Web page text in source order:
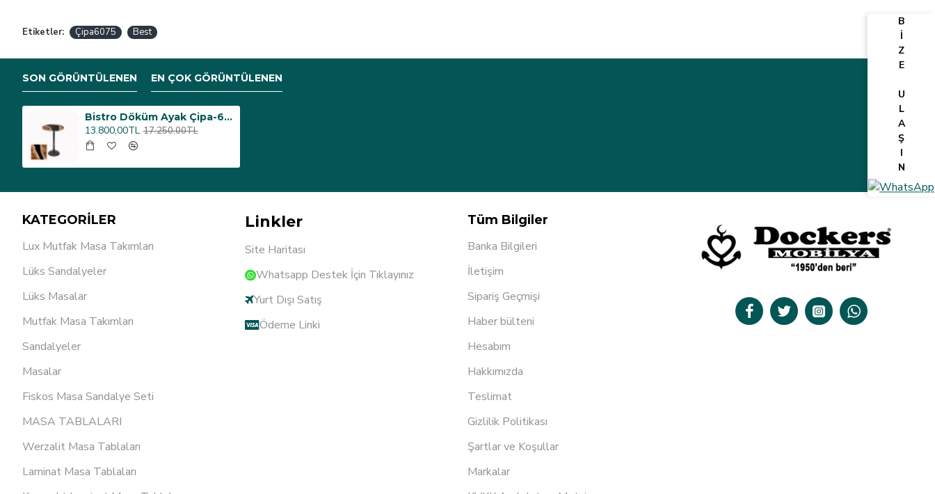
Etiketler: Çipa6075 Best
SON GÖRÜNTÜLENEN EN ÇOK GÖRÜNTÜLENEN
Bistro Döküm Ayak Çipa-6075 Masa - (Werzalit, Wermodin ve Allzalit Tabla 60 cm çap) - Epoxy
13.800,00TL 17.250,00TL
KATEGORİLER
Lux Mutfak Masa Takımları
Lüks Sandalyeler
Lüks Masalar
Mutfak Masa Takımları
Sandalyeler
Masalar
Fiskos Masa Sandalye Seti
MASA TABLALARI
Werzalit Masa Tablaları
Laminat Masa Tablaları
Linkler
Site Haritası
Whatsapp Destek İçin Tıklayınız
Yurt Dışı Satış
Ödeme Linki
Tüm Bilgiler
Banka Bilgileri
İletişim
Sipariş Geçmişi
Haber bülteni
Hesabım
Hakkımızda
Teslimat
Gizlilik Politikası
Şartlar ve Koşullar
Markalar
B
İ
Z
E
U
L
A
Ş
I
N